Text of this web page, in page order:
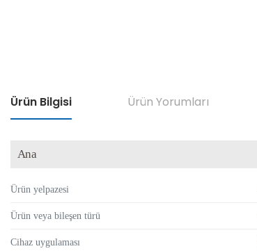
Ürün Bilgisi Ürün Yorumları
Ana
Ürün yelpazesi
Ürün veya bileşen türü
Cihaz uygulaması